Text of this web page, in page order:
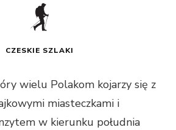
CZESKIE SZLAKI
wielu Polakom kojarzy się z
miasteczkami i
w kierunku południa